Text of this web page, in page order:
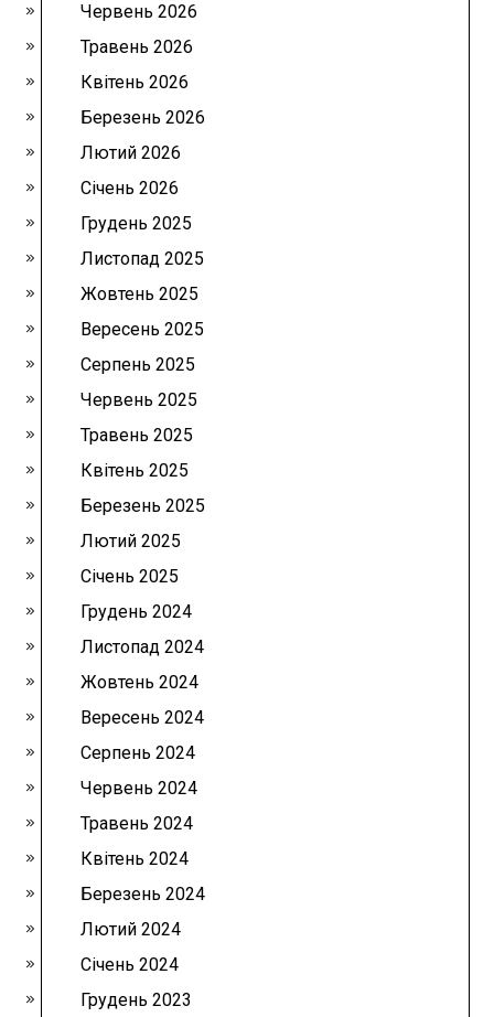
Червень 2026
Травень 2026
Квітень 2026
Березень 2026
Лютий 2026
Січень 2026
Грудень 2025
Листопад 2025
Жовтень 2025
Вересень 2025
Серпень 2025
Червень 2025
Травень 2025
Квітень 2025
Березень 2025
Лютий 2025
Січень 2025
Грудень 2024
Листопад 2024
Жовтень 2024
Вересень 2024
Серпень 2024
Червень 2024
Травень 2024
Квітень 2024
Березень 2024
Лютий 2024
Січень 2024
Грудень 2023